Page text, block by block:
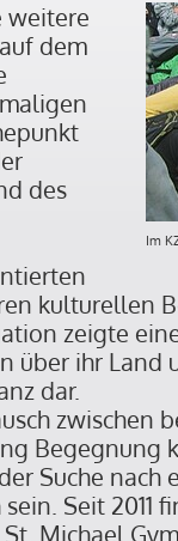
Im
weitere
dem
des
kulturellen
zeigte
über ihr Land
dar.
zwischen
Begegnung
Suche nach
Seit 2011
Michael